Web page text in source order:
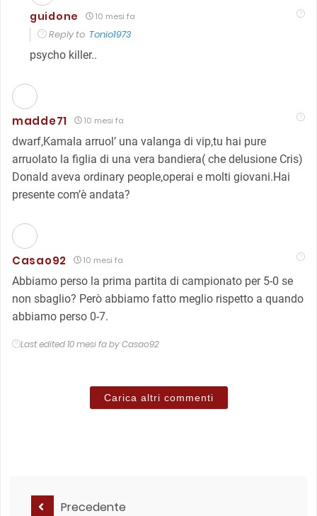
guidone 10 mesi fa
Reply to Tonio1973
psycho killer..
madde71 10 mesi fa
dwarf,Kamala arruol’ una valanga di vip,tu hai pure
arruolato la figlia di una vera bandiera( che delusione Cris)
Donald aveva ordinary people,operai e molti giovani.Hai
presente com’è andata?
Casao92 10 mesi fa
Abbiamo perso la prima partita di campionato per 5-0 se
non sbaglio? Però abbiamo fatto meglio rispetto a quando
abbiamo perso 0-7.
Last edited 10 mesi fa by Casao92
Carica altri commenti
Precedente